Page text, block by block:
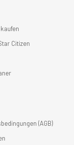
Citizen
(AGB)